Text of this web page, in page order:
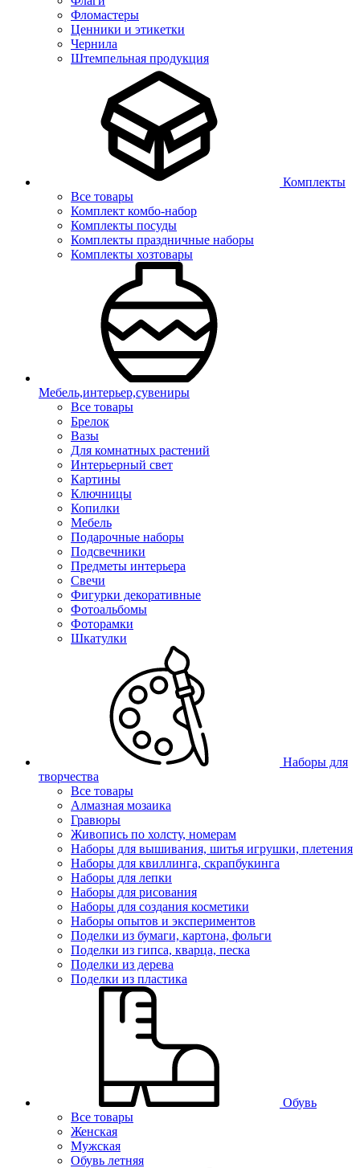
Фломастеры
Ценники и этикетки
Чернила
Штемпельная продукция
Комплекты
Все товары
Комплект комбо-набор
Комплекты посуды
Комплекты праздничные наборы
Комплекты хозтовары
Мебель,интерьер,сувениры
Все товары
Брелок
Вазы
Для комнатных растений
Интерьерный свет
Картины
Ключницы
Копилки
Мебель
Подарочные наборы
Подсвечники
Предметы интерьера
Свечи
Фигурки декоративные
Фотоальбомы
Фоторамки
Шкатулки
Наборы для
творчества
Все товары
Алмазная мозаика
Гравюры
Живопись по холсту, номерам
Наборы для вышивания, шитья игрушки, плетения
Наборы для квиллинга, скрапбукинга
Наборы для лепки
Наборы для рисования
Наборы для создания косметики
Наборы опытов и экспериментов
Поделки из бумаги, картона, фольги
Поделки из гипса, кварца, песка
Поделки из дерева
Поделки из пластика
Обувь
Все товары
Женская
Мужская
Обувь летняя